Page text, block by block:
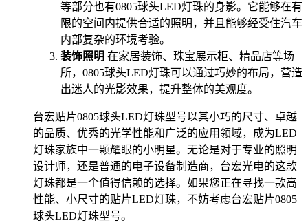
等部分也有0805球头LED灯珠的身影。它能够在有
限的空间内提供合适的照明，并且能够经受住汽车
内部复杂的环境考验。
装饰照明 在家居装饰、珠宝展示柜、精品店等场
所，0805球头LED灯珠可以通过巧妙的布局，营造
出迷人的光影效果，提升整体的美观度。
台宏贴片0805球头LED灯珠型号以其小巧的尺寸、卓越
的品质、优秀的光学性能和广泛的应用领域，成为LED
灯珠家族中一颗耀眼的小明星。无论是对于专业的照明
设计师，还是普通的电子设备制造商，台宏光电的这款
灯珠都是一个值得信赖的选择。如果您正在寻找一款高
性能、小尺寸的贴片LED灯珠，不妨考虑台宏贴片0805
球头LED灯珠型号。